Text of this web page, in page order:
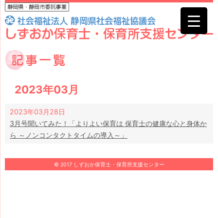
2023年03月
2023年03月28日
3月号聞いてみた！「よりよい保育は 保育士の健康な心と身体か
ら ～ノンコンタクトタイムの導入～」
© 2017 しずおか保育士・保育所支援センター